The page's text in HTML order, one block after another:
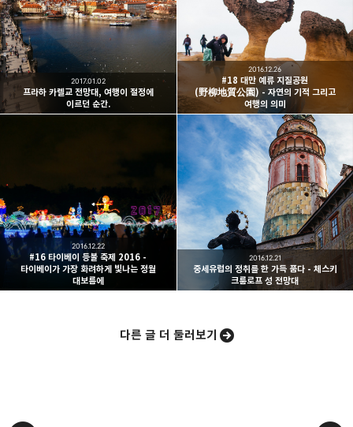
취미분야 크리에이터
여행하고 사진을 찍습니다. 생각을 덧붙입니다.
구독하기
구독하기 카카오톡 라인 트위터
네이버 블로그
프라하 카렐교 전망대, 여행이 절정에
이르던 순간.
2017.01.02
#18 대만 예류 지질공원
(野柳地質公園) - 자연의 기적 그리고
여행의 의미
2016.12.26
#16 타이베이 등불 축제 2016 -
타이베이가 가장 화려하게 빛나는 정월
대보름에
2016.12.22
중세유럽의 정취를 한 가득 품다 - 체스키
크룸로프 성 전망대
2016.12.21
다른 글 더 둘러보기